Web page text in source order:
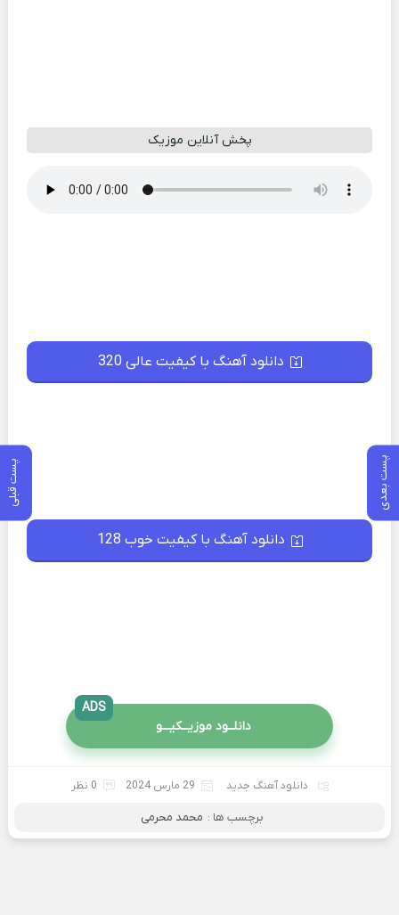
پست بعدی پست قبلی
پخش آنلاین موزیک
دانلود آهنگ با کیفیت عالی 320
دانلود آهنگ با کیفیت خوب 128
دانلــود موزیــکیـــو
ADS
دانلود آهنگ جدید 29 مارس 2024 0 نظر
برچسب ها : محمد محرمی